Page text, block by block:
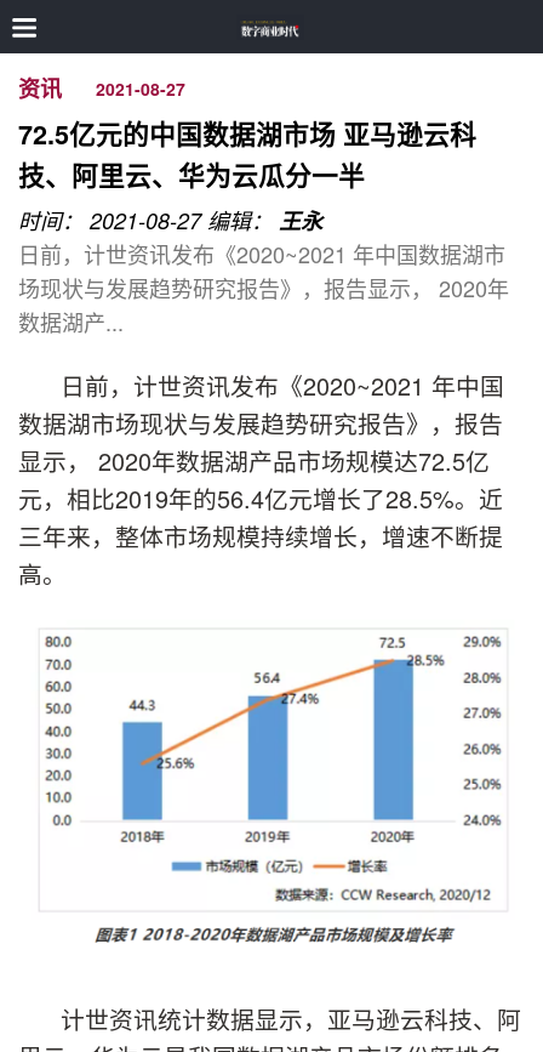
资讯 2021-08-27
72.5亿元的中国数据湖市场 亚马逊云科
技、阿里云、华为云瓜分一半
时间： 2021-08-27 编辑： 王永
日前，计世资讯发布《2020~2021 年中国数据湖市
场现状与发展趋势研究报告》，报告显示， 2020年
数据湖产...
日前，计世资讯发布《2020~2021 年中国
数据湖市场现状与发展趋势研究报告》，报告
显示， 2020年数据湖产品市场规模达72.5亿
元，相比2019年的56.4亿元增长了28.5%。近
三年来，整体市场规模持续增长，增速不断提
高。
计世资讯统计数据显示，亚马逊云科技、阿